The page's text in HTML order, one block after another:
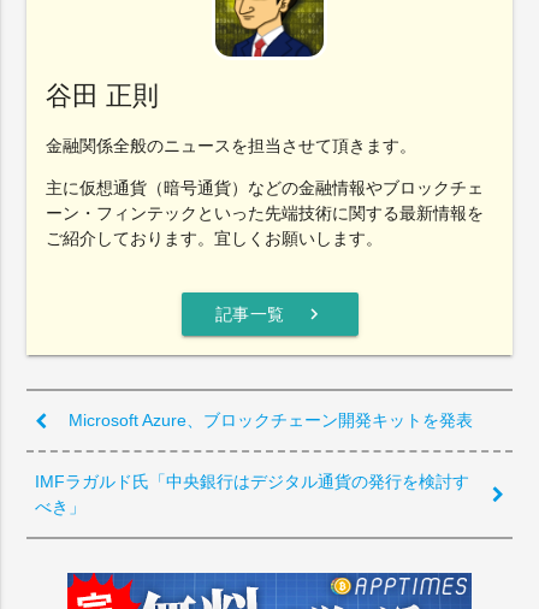
谷田 正則
金融関係全般のニュースを担当させて頂きます。
主に仮想通貨（暗号通貨）などの金融情報やブロックチェ
ーン・フィンテックといった先端技術に関する最新情報を
ご紹介しております。宜しくお願いします。
記事一覧 chevron_right
Microsoft Azure、ブロックチェーン開発キットを発表
IMFラガルド氏「中央銀行はデジタル通貨の発行を検討す
べき」